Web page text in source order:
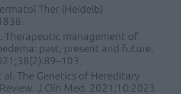
Ther (Heidelb)
Therapeutic management of
past, present and future.
al. The Genetics of Hereditary
J Clin Med. 2021;10:2023.